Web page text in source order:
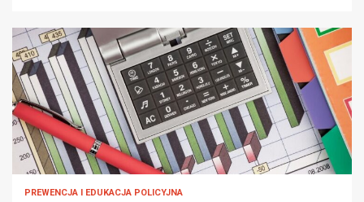
PREWENCJA I EDUKACJA POLICYJNA